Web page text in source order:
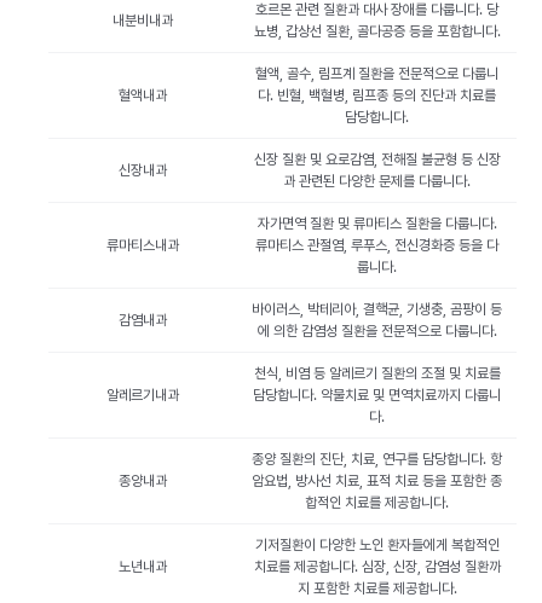
내분비내과
호르몬 관련 질환과 대사 장애를 다룹니다. 당
뇨병, 갑상선 질환, 골다공증 등을 포함합니다.
혈액내과
혈액, 골수, 림프계 질환을 전문적으로 다룹니
다. 빈혈, 백혈병, 림프종 등의 진단과 치료를
담당합니다.
신장내과
신장 질환 및 요로감염, 전해질 불균형 등 신장
과 관련된 다양한 문제를 다룹니다.
류마티스내과
자가면역 질환 및 류마티스 질환을 다룹니다.
류마티스 관절염, 루푸스, 전신경화증 등을 다
룹니다.
감염내과
바이러스, 박테리아, 결핵균, 기생충, 곰팡이 등
에 의한 감염성 질환을 전문적으로 다룹니다.
알레르기내과
천식, 비염 등 알레르기 질환의 조절 및 치료를
담당합니다. 약물치료 및 면역치료까지 다룹니
다.
종양내과
종양 질환의 진단, 치료, 연구를 담당합니다. 항
암요법, 방사선 치료, 표적 치료 등을 포함한 종
합적인 치료를 제공합니다.
노년내과
기저질환이 다양한 노인 환자들에게 복합적인
치료를 제공합니다. 심장, 신장, 감염성 질환까
지 포함한 치료를 제공합니다.